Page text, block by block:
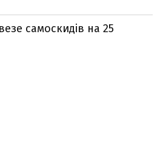
самоскидів на 25